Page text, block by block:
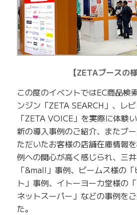
【ZETAブースの
この度のイベントではEC商品検
ンジン「ZETA SEARCH」、レ
「ZETA VOICE」を実際に体験
新の導入事例のご紹介、またブ
ただいたお客様の店舗在庫情報
例への関心が高く感じられ、三
「&mall」事例、ビームス様の
ト」事例、イトーヨーカ堂様の
ネットスーパー」などの事例を
た。